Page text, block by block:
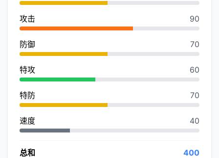
攻击 90
防御 70
特攻 60
特防 70
速度 40
总和 400